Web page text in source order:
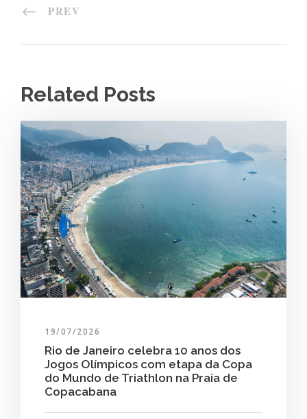
PREV
Related Posts
19/07/2026
Rio de Janeiro celebra 10 anos dos
Jogos Olímpicos com etapa da Copa
do Mundo de Triathlon na Praia de
Copacabana